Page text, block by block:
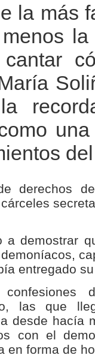
la más
cantar
derechos
cárceles
a demostrar
entregado
las que
desde hacía
con el
en forma de